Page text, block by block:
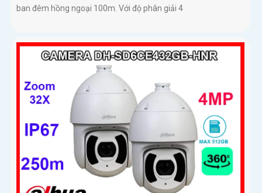
ban đêm hồng ngoại 100m. Với độ phân giải 4